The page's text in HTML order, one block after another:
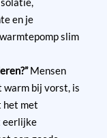
en je
slim
Mensen
bij vorst, is
het met
eerlijke